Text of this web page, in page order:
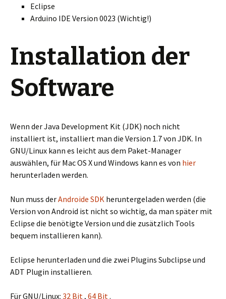
Eclipse
Arduino IDE Version 0023 (Wichtig!)
Installation der
Software
Wenn der Java Development Kit (JDK) noch nicht
installiert ist, installiert man die Version 1.7 von JDK. In
GNU/Linux kann es leicht aus dem Paket-Manager
auswählen, für Mac OS X und Windows kann es von hier
herunterladen werden.
Nun muss derAndroide SDK heruntergeladen werden (die
Version von Android ist nicht so wichtig, da man später mit
Eclipse die benötigte Version und die zusätzlich Tools
bequem installieren kann).
Eclipse herunterladen und die zwei Plugins Subclipse und
ADT Plugin installieren.
Für GNU/Linux: 32 Bit, 64 Bit.